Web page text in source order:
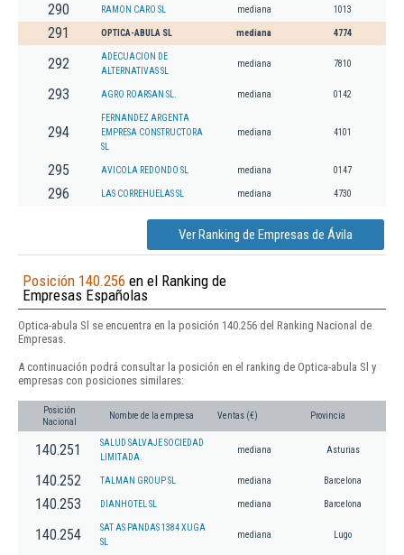
290 RAMON CARO SL mediana 1013
291 OPTICA-ABULA SL mediana 4774
292
ADECUACION DE
ALTERNATIVAS SL
mediana 7810
293 AGRO ROARSAN SL. mediana 0142
294
FERNANDEZ ARGENTA
EMPRESA CONSTRUCTORA
SL
mediana 4101
295 AVICOLA REDONDO SL mediana 0147
296 LAS CORREHUELAS SL mediana 4730
Ver Ranking de Empresas de Ávila
Posición 140.256 en el Ranking de
Empresas Españolas
Optica-abula Sl se encuentra en la posición 140.256 del Ranking Nacional de
Empresas.
A continuación podrá consultar la posición en el ranking de Optica-abula Sl y
empresas con posiciones similares:
Posición
Nacional
Nombre de la empresa Ventas (€) Provincia
140.251
SALUD SALVAJE SOCIEDAD
LIMITADA.
mediana Asturias
140.252 TALMAN GROUP SL mediana Barcelona
140.253 DIANHOTEL SL mediana Barcelona
140.254
SAT AS PANDAS 1384 XUGA
SL
mediana Lugo